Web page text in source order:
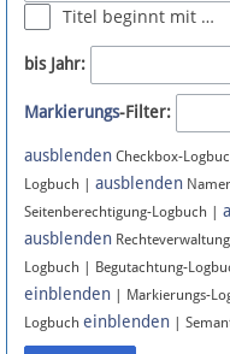
Newsletter
Bluesky
Facebook
Instagram
Anmelden
Titel beginnt mit …
bis Jahr:
Markierungs-Filter:
ausblenden Checkbox-
Logbuch | ausblenden
Seitenberechtigung-Logbuch |
ausblenden
Logbuch | Begutachtung-
einblenden | Markierungs-
Logbuch einblenden |